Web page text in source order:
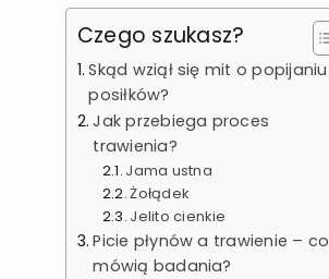
Czego szukasz?
Skąd wziął się mit o popijaniu
posiłków?
Jak przebiega proces
trawienia?
Jama ustna
Żołądek
Jelito cienkie
Picie płynów a trawienie – co
mówią badania?